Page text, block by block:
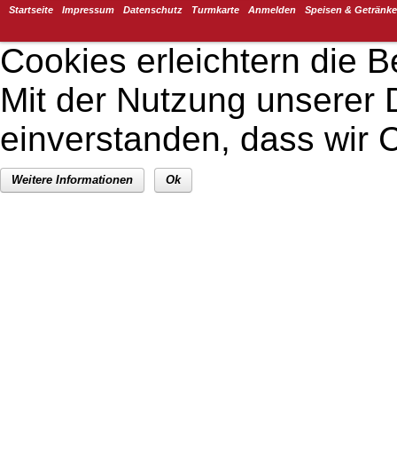
Startseite Impressum Datenschutz Turmkarte Anmelden Speisen & Getränke
Cookies erleichtern die
Mit der Nutzung unserer
einverstanden, dass wir
Weitere Informationen Ok